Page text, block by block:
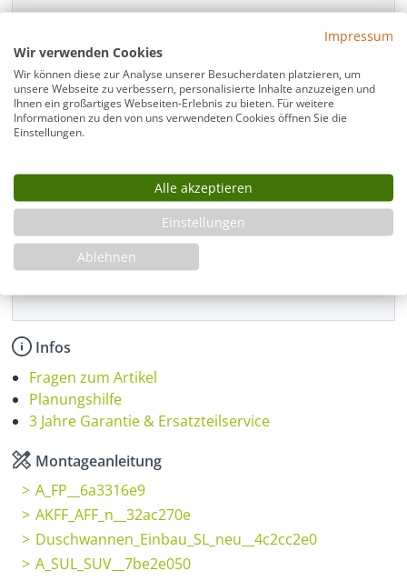
Griffart
Handtuchstange
Beschlagfarbe
Produkt Anzahl: Gib den gewünschten
Infos
Fragen zum Artikel
Planungshilfe
3 Jahre Garantie & Ersatzteilservice
Montageanleitung
A_FP__6a3316e9
AKFF_AFF_n__32ac270e
Duschwannen_Einbau_SL_neu__4c2cc2e0
A_SUL_SUV__7be2e050
Impressum
Wir verwenden Cookies
Wir können diese zur Analyse unserer Besucherdaten platzieren, um
unsere Webseite zu verbessern, personalisierte Inhalte anzuzeigen und
Ihnen ein großartiges Webseiten-Erlebnis zu bieten. Für weitere
Informationen zu den von uns verwendeten Cookies öffnen Sie die
Einstellungen.
Alle akzeptieren
Einstellungen
Ablehnen